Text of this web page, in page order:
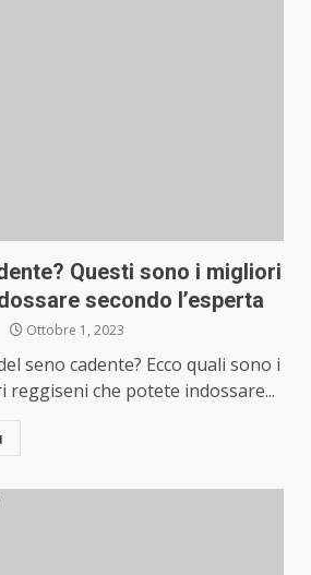
Questi sono i migliori
secondo l’esperta
Ottobre 1, 2023
seno cadente? Ecco quali sono i
reggiseni che potete indossare...